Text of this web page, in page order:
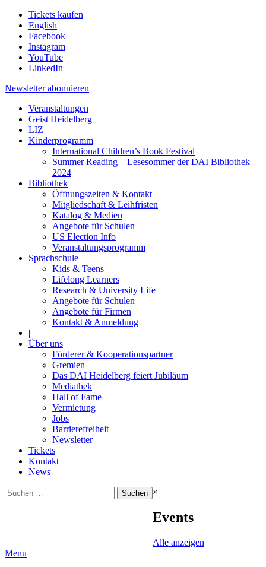
Tickets kaufen
English
Facebook
Instagram
YouTube
LinkedIn
Newsletter abonnieren
Veranstaltungen
Geist Heidelberg
LIZ
Kinderprogramm
International Children’s Book Festival
Summer Reading – Lesesommer der DAI Bibliothek
2024
Bibliothek
Öffnungszeiten & Kontakt
Mitgliedschaft & Leihfristen
Katalog & Medien
Angebote für Schulen
US Election Info
Veranstaltungsprogramm
Sprachschule
Kids & Teens
Lifelong Learners
Research & University Life
Angebote für Schulen
Angebote für Firmen
Kontakt & Anmeldung
|
Über uns
Förderer & Kooperationspartner
Gremien
Das DAI Heidelberg feiert Jubiläum
Mediathek
Hall of Fame
Vermietung
Jobs
Barrierefreiheit
Newsletter
Tickets
Kontakt
News
Suchen
nach:
×
Events
Alle anzeigen
Menu